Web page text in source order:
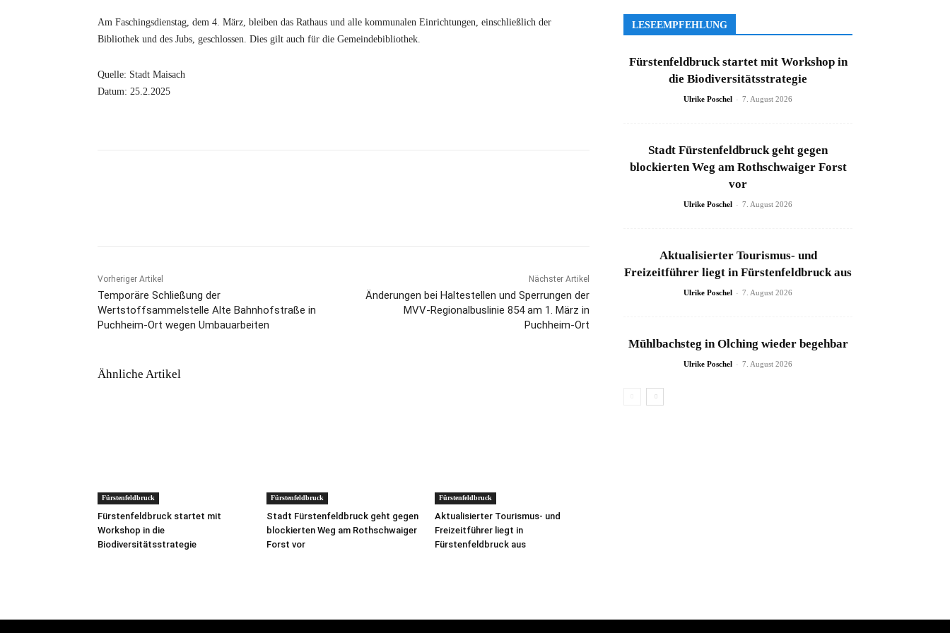
Am Faschingsdienstag, dem 4. März, bleiben das Rathaus und alle kommunalen Einrichtungen, einschließlich der
Bibliothek und des Jubs, geschlossen. Dies gilt auch für die Gemeindebibliothek.
Quelle: Stadt Maisach
Datum: 25.2.2025
Vorheriger Artikel
Temporäre Schließung der
Wertstoffsammelstelle Alte Bahnhofstraße in
Puchheim-Ort wegen Umbauarbeiten
Nächster Artikel
Änderungen bei Haltestellen und Sperrungen der
MVV-Regionalbuslinie 854 am 1. März in
Puchheim-Ort
Ähnliche Artikel
Fürstenfeldbruck
Fürstenfeldbruck startet mit
Workshop in die
Biodiversitätsstrategie
Fürstenfeldbruck
Stadt Fürstenfeldbruck geht gegen
blockierten Weg am Rothschwaiger
Forst vor
Fürstenfeldbruck
Aktualisierter Tourismus- und
Freizeitführer liegt in
Fürstenfeldbruck aus
LESEEMPFEHLUNG
Fürstenfeldbruck startet mit Workshop in
die Biodiversitätsstrategie
Ulrike Poschel - 7. August 2026
Stadt Fürstenfeldbruck geht gegen
blockierten Weg am Rothschwaiger Forst
vor
Ulrike Poschel - 7. August 2026
Aktualisierter Tourismus- und
Freizeitführer liegt in Fürstenfeldbruck aus
Ulrike Poschel - 7. August 2026
Mühlbachsteg in Olching wieder begehbar
Ulrike Poschel - 7. August 2026